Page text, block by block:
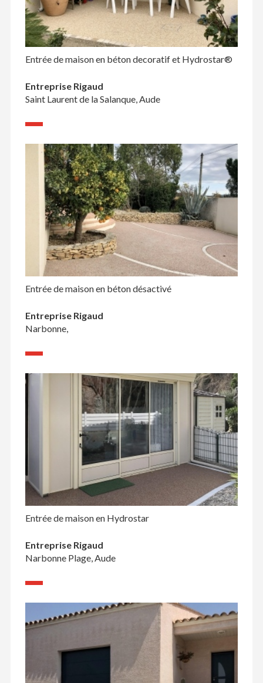
Entrée de maison en béton decoratif et Hydrostar®
Entreprise Rigaud
Saint Laurent de la Salanque, Aude
Entrée de maison en béton désactivé
Entreprise Rigaud
Narbonne,
Entrée de maison en Hydrostar
Entreprise Rigaud
Narbonne Plage, Aude